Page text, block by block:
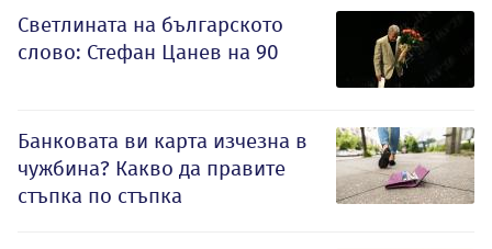
Светлината на българското
слово: Стефан Цанев на 90
Банковата ви карта изчезна в
чужбина? Какво да правите
стъпка по стъпка